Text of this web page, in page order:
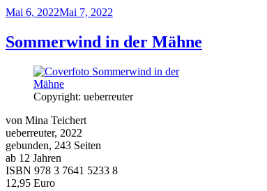
Veröffentlicht
Mai 6, 2022Mai 7, 2022
Sommerwind in der Mähne
Copyright: ueberreuter
von Mina Teichert
ueberreuter, 2022
gebunden, 243 Seiten
ab 12 Jahren
ISBN 978 3 7641 5233 8
12,95 Euro